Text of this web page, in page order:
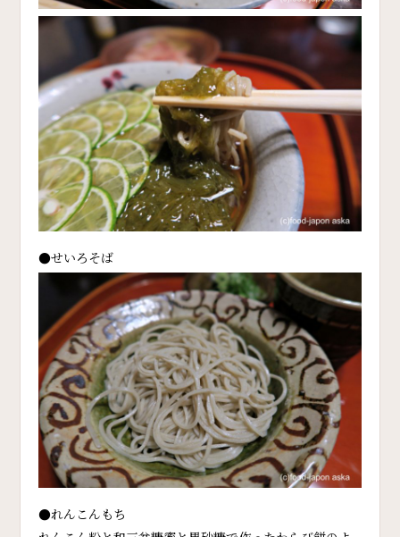
●せいろそば
●れんこんもち